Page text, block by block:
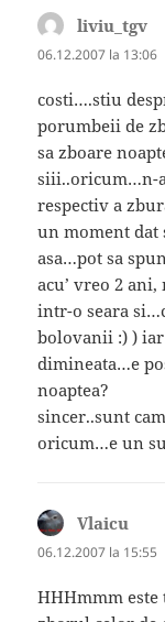
liviu_tgv
06.12.2007 la 13:06
costi….stiu
porumbeii de
sa zboare
siii..oricum…n-
respectiv a
un moment dat
asa…pot sa
acu’ vreo 2
intr-o seara
bolovanii :) )
dimineata…e
noaptea?
sincer..sunt
oricum…e un
Vlaicu
06.12.2007 la 15:55
HHHmmm